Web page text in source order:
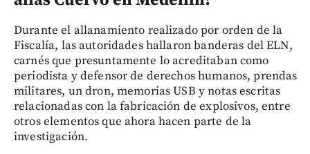
Durante el allanamiento realizado por orden de la
Fiscalía, las autoridades hallaron banderas del ELN,
carnés que presuntamente lo acreditaban como
periodista y defensor de derechos humanos, prendas
militares, un dron, memorias USB y notas escritas
relacionadas con la fabricación de explosivos, entre
otros elementos que ahora hacen parte de la
investigación.